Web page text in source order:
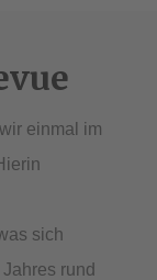
einmal im
sich
rund